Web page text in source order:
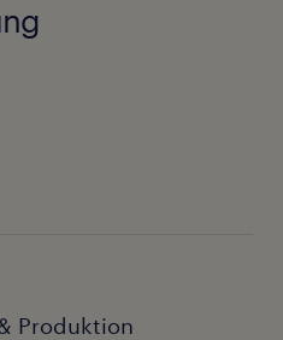
Produktion